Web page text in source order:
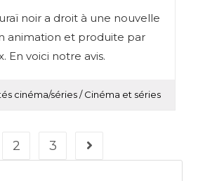
noir a droit à une nouvelle
animation et produite par
En voici notre avis.
cinéma/séries/Cinéma et séries
2 3